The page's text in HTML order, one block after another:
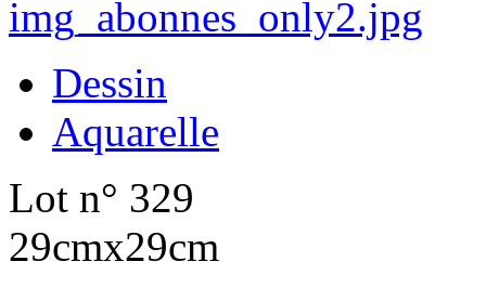
Dessin
Aquarelle
Lot n° 329
29cmx29cm